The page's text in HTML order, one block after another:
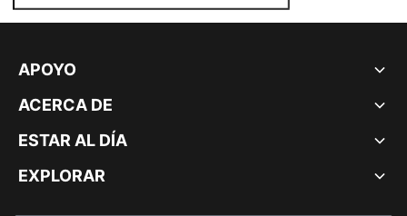
APOYO
ACERCA DE
ESTAR AL DÍA
EXPLORAR